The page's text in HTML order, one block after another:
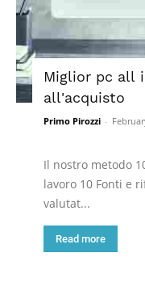
Miglior pc all
all'acquisto
Primo Pirozzi -
Il nostro metodo
lavoro 10 Fonti e
valutat...
Read more